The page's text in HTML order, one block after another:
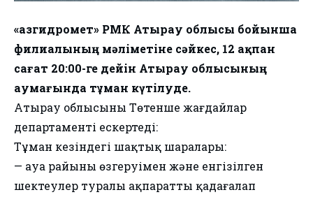
«Қазгидромет» РМК Атырау облысы бойынша
филиалының мәліметіне сәйкес, 12 ақпан
сағат 20:00-ге дейін Атырау облысының
аумағында тұман күтілуде.
Атырау облысының Төтенше жағдайлар
департаменті ескертеді:
Тұман кезіндегі шақтық шаралары:
— ауа райының өзгеруімен және енгізілген
шектеулер туралы ақпаратты қадағалап